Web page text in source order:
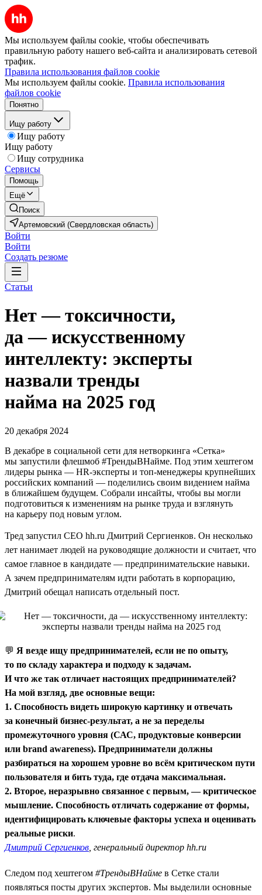
Мы используем файлы cookie, чтобы обеспечивать
правильную работу нашего веб-сайта и анализировать сетевой
трафик.
Правила использования файлов cookie
Мы используем файлы cookie. Правила использования
файлов cookie
Понятно
Ищу работу
Ищу работу
Ищу работу
Ищу сотрудника
Сервисы
Помощь
Ещё
Поиск
Артемовский (Свердловская область)
Войти
Войти
Создать резюме
Статьи
Нет — токсичности,
да — искусственному
интеллекту: эксперты
назвали тренды
найма на 2025 год
20 декабря 2024
В декабре в социальной сети для нетворкинга «Сетка»
мы запустили флешмоб #ТрендыВНайме. Под этим хештегом
лидеры рынка — HR-эксперты и топ-менеджеры крупнейших
российских компаний — поделились своим видением найма
в ближайшем будущем. Собрали инсайты, чтобы вы могли
подготовиться к изменениям на рынке труда и взглянуть
на карьеру под новым углом.
Тред запустил CEO hh.ru Дмитрий Сергиенков. Он несколько
лет нанимает людей на руководящие должности и считает, что
самое главное в кандидате — предпринимательские навыки.
А зачем предпринимателям идти работать в корпорацию,
Дмитрий обещал написать отдельный пост.
💬 Я везде ищу предпринимателей, если не по опыту,
то по складу характера и подходу к задачам.
И что же так отличает настоящих предпринимателей?
На мой взгляд, две основные вещи:
1. Способность видеть широкую картинку и отвечать
за конечный бизнес-результат, а не за переделы
промежуточного уровня (САС, продуктовые конверсии
или brand awareness). Предприниматели должны
разбираться на хорошем уровне во всём критическом пути
пользователя и бить туда, где отдача максимальная.
2. Второе, неразрывно связанное с первым, — критическое
мышление. Способность отличать содержание от формы,
идентифицировать ключевые факторы успеха и оценивать
реальные риски.
Дмитрий Сергиенков , генеральный директор hh.ru
Следом под хештегом #ТрендыВНайме в Сетке стали
появляться посты других экспертов. Мы выделили основные